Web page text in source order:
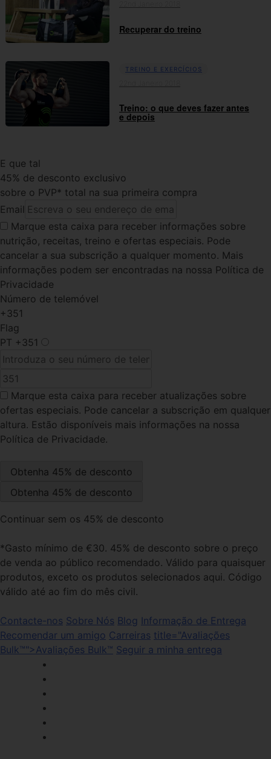
Recuperar do treino
TREINO E EXERCÍCIOS
Treino: o que deves fazer antes
e depois
E que tal
45% de desconto exclusivo
sobre o PVP* total na sua primeira compra
Email
Marque esta caixa para receber informações sobre
nutrição, receitas, treino e ofertas especiais. Pode
cancelar a sua subscrição a qualquer momento. Mais
informações podem ser encontradas na nossa Política de
Privacidade
Número de telemóvel
+351
Flag
PT +351
Marque esta caixa para receber atualizações sobre
ofertas especiais. Pode cancelar a subscrição em qualquer
altura. Estão disponíveis mais informações na nossa
Política de Privacidade.
Continuar sem os 45% de desconto
*Gasto mínimo de €30. 45% de desconto sobre o preço
de venda ao público recomendado. Válido para quaisquer
produtos, exceto os produtos selecionados aqui. Código
válido até ao fim do mês civil.
Contacte-nos Sobre Nós Blog Informação de Entrega
Recomendar um amigo Carreiras title="Avaliações
Bulk™">Avaliações Bulk™ Seguir a minha entrega